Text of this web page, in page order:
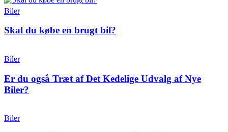
Biler
Skal du købe en brugt bil?
Biler
Er du også Træt af Det Kedelige Udvalg af Nye
Biler?
Biler